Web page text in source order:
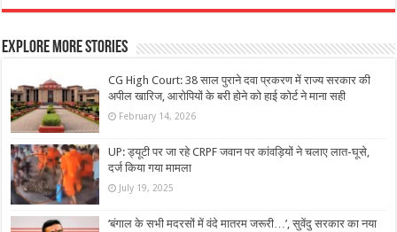
Explore More Stories
CG High Court: 38 साल पुराने दवा प्रकरण में राज्य सरकार की
अपील खारिज, आरोपियों के बरी होने को हाई कोर्ट ने माना सही
February 14, 2026
UP: ड्यूटी पर जा रहे CRPF जवान पर कांवड़ियों ने चलाए लात-घूसे,
दर्ज किया गया मामला
July 19, 2025
‘बंगाल के सभी मदरसों में वंदे मातरम जरूरी…’, सुवेंदु सरकार का नया